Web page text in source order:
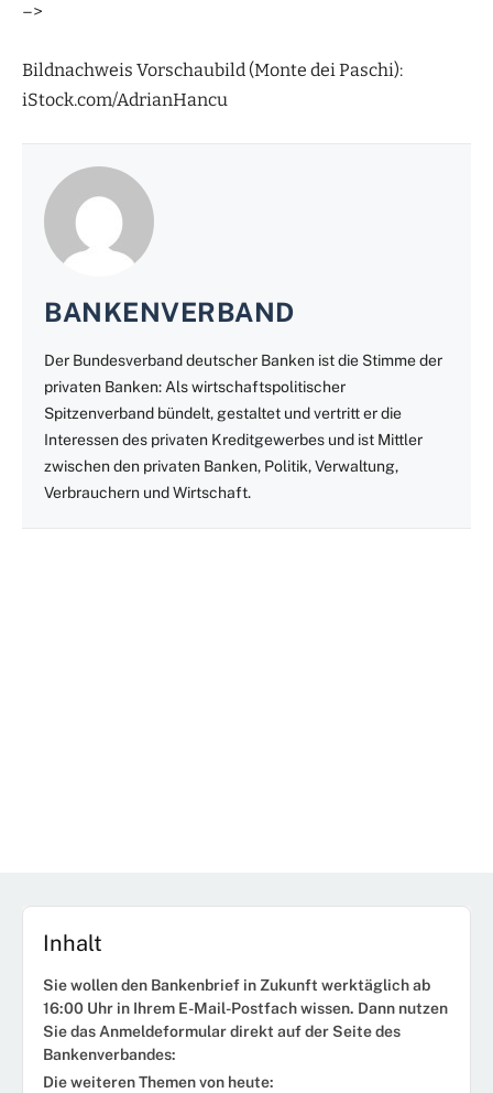
–>
Bildnachweis Vorschaubild (Monte dei Paschi):
iStock.com/AdrianHancu
BANKENVERBAND
Der Bundesverband deutscher Banken ist die Stimme der
privaten Banken: Als wirtschaftspolitischer
Spitzenverband bündelt, gestaltet und vertritt er die
Interessen des privaten Kreditgewerbes und ist Mittler
zwischen den privaten Banken, Politik, Verwaltung,
Verbrauchern und Wirtschaft.
Inhalt
Sie wollen den Bankenbrief in Zukunft werktäglich ab
16:00 Uhr in Ihrem E-Mail-Postfach wissen. Dann nutzen
Sie das Anmeldeformular direkt auf der Seite des
Bankenverbandes:
Die weiteren Themen von heute: